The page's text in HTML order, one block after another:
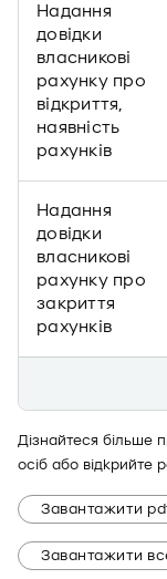
Надання
довідки
власникові
рахунку про
відкриття,
наявність
рахунків
Надання
довідки
власникові
рахунку про
закриття
рахунків
Дізнайтеся більше
осіб або відкрийте
Завантажити
Завантажити